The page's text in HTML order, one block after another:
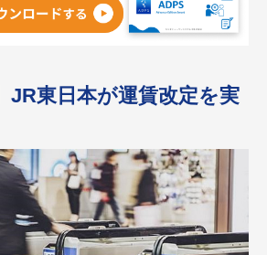
JR東日本が運賃改定を実